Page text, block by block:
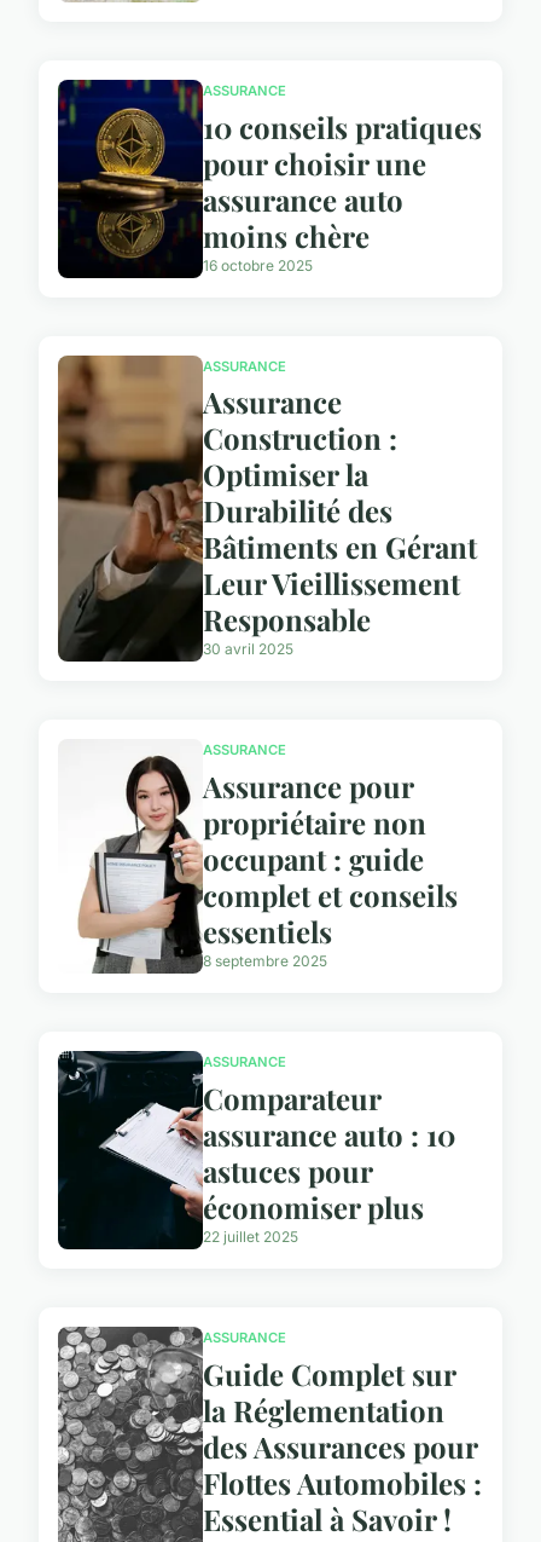
ASSURANCE
10 conseils pratiques
pour choisir une
assurance auto
moins chère
16 octobre 2025
ASSURANCE
Assurance
Construction :
Optimiser la
Durabilité des
Bâtiments en Gérant
Leur Vieillissement
Responsable
30 avril 2025
ASSURANCE
Assurance pour
propriétaire non
occupant : guide
complet et conseils
essentiels
8 septembre 2025
ASSURANCE
Comparateur
assurance auto : 10
astuces pour
économiser plus
22 juillet 2025
ASSURANCE
Guide Complet sur
la Réglementation
des Assurances pour
Flottes Automobiles :
Essential à Savoir !